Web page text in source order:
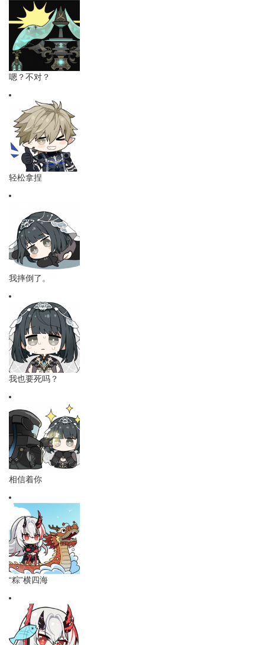
嗯？不对？
轻松拿捏
我摔倒了。
我也要死吗？
相信着你
“粽”横四海